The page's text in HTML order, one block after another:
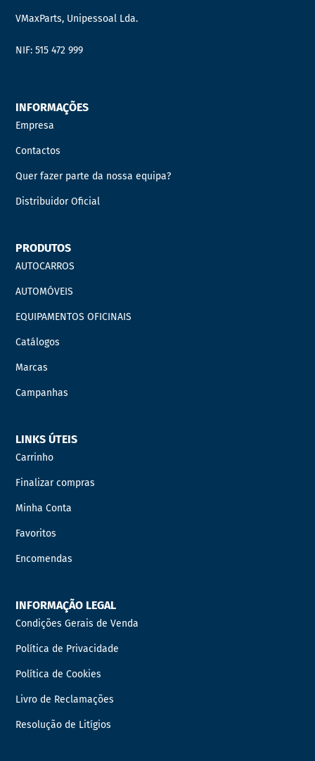
VMaxParts, Unipessoal Lda.
NIF: 515 472 999
INFORMAÇÕES
Empresa
Contactos
Quer fazer parte da nossa equipa?
Distribuidor Oficial
PRODUTOS
AUTOCARROS
AUTOMÓVEIS
EQUIPAMENTOS OFICINAIS
Catálogos
Marcas
Campanhas
LINKS ÚTEIS
Carrinho
Finalizar compras
Minha Conta
Favoritos
Encomendas
INFORMAÇÃO LEGAL
Condições Gerais de Venda
Política de Privacidade
Política de Cookies
Livro de Reclamações
Resolução de Litígios